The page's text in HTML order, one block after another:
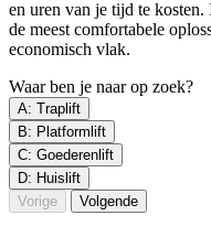
en uren van je tijd te kosten.
de meest comfortabele
economisch vlak.
Waar ben je naar op zoek?
A: Traplift
B: Platformlift
C: Goederenlift
D: Huislift
Vorige
Volgende